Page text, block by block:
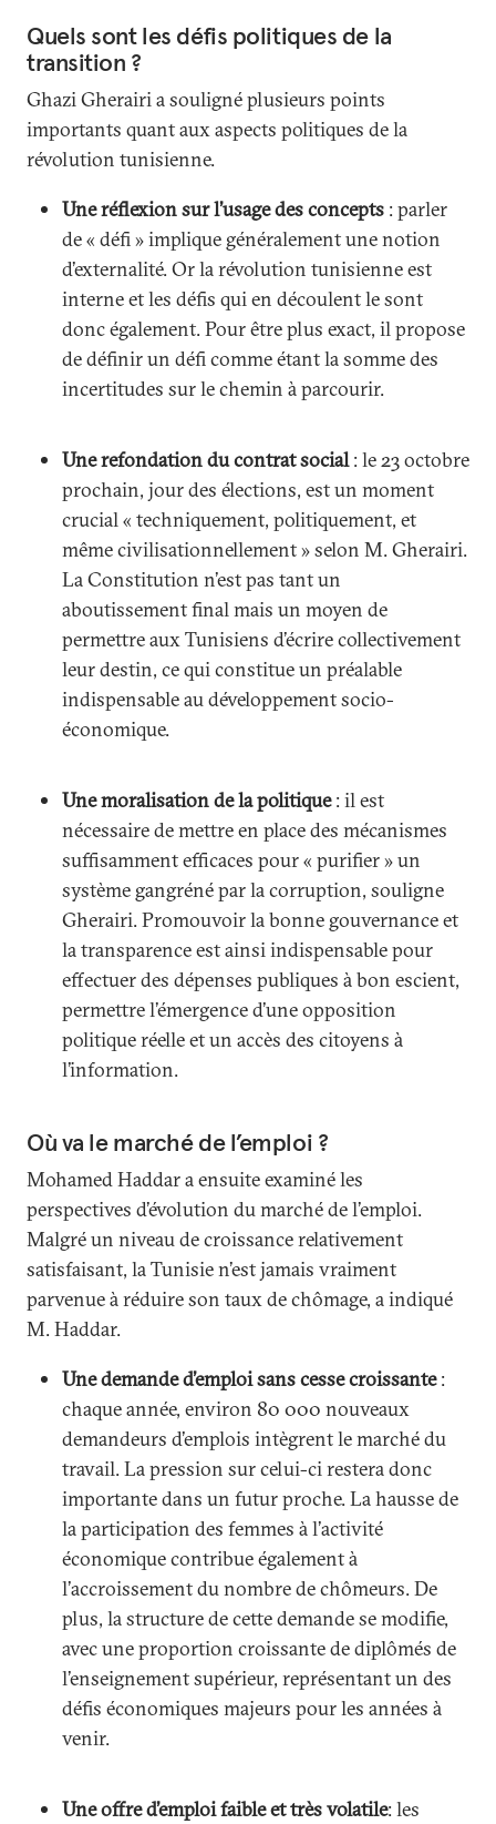
Quels sont les défis politiques de la
transition ?
Ghazi Gherairi a souligné plusieurs points
importants quant aux aspects politiques de la
révolution tunisienne.
Une réflexion sur l’usage des concepts : parler
de « défi » implique généralement une notion
d’externalité. Or la révolution tunisienne est
interne et les défis qui en découlent le sont
donc également. Pour être plus exact, il propose
de définir un défi comme étant la somme des
incertitudes sur le chemin à parcourir.
Une refondation du contrat social: le 23 octobre
prochain, jour des élections, est un moment
crucial « techniquement, politiquement, et
même civilisationnellement » selon M. Gherairi.
La Constitution n’est pas tant un
aboutissement final mais un moyen de
permettre aux Tunisiens d’écrire collectivement
leur destin, ce qui constitue un préalable
indispensable au développement socio-
économique.
Une moralisation de la politique: il est
nécessaire de mettre en place des mécanismes
suffisamment efficaces pour « purifier » un
système gangréné par la corruption, souligne
Gherairi. Promouvoir la bonne gouvernance et
la transparence est ainsi indispensable pour
effectuer des dépenses publiques à bon escient,
permettre l’émergence d’une opposition
politique réelle et un accès des citoyens à
l’information.
Où va le marché de l’emploi ?
Mohamed Haddar a ensuite examiné les
perspectives d’évolution du marché de l’emploi.
Malgré un niveau de croissance relativement
satisfaisant, la Tunisie n’est jamais vraiment
parvenue à réduire son taux de chômage, a indiqué
M. Haddar.
Une demande d’emploi sans cesse croissante:
chaque année, environ 80 000 nouveaux
demandeurs d’emplois intègrent le marché du
travail. La pression sur celui-ci restera donc
importante dans un futur proche. La hausse de
la participation des femmes à l’activité
économique contribue également à
l’accroissement du nombre de chômeurs. De
plus, la structure de cette demande se modifie,
avec une proportion croissante de diplômés de
l’enseignement supérieur, représentant un des
défis économiques majeurs pour les années à
venir.
Une offre d’emploi faible et très volatile: les